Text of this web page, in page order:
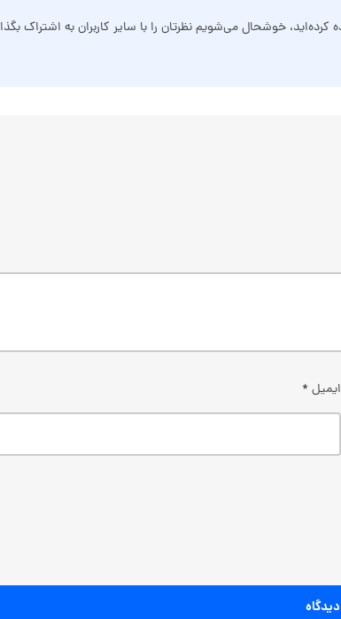
خوشحال می‌شویم نظرتان را با سایر کاربران به اشتراک
ایمیل*